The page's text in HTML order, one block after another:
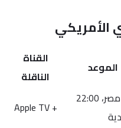
الأمريكي
الموعد
القناة
الناقلة
21:00 مصر، 22:00
+ Apple TV